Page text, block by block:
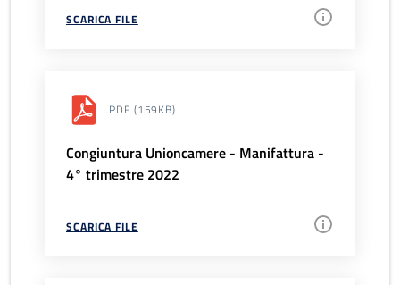
SCARICA FILE
PDF (159KB)
Congiuntura Unioncamere - Manifattura -
4° trimestre 2022
SCARICA FILE